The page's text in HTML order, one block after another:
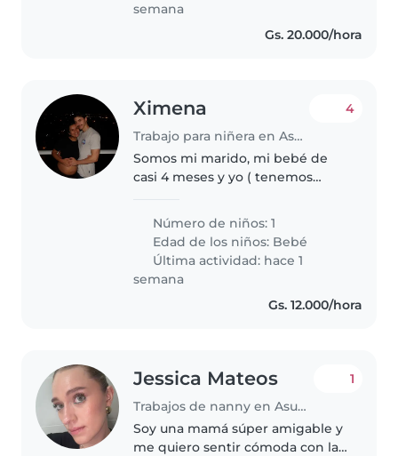
semana
Gs. 20.000/hora
Ximena
Trabajo para niñera en Asunción
4
Somos mi marido, mi bebé de
casi 4 meses y yo ( tenemos
quedo todo el día en la casa
porque trabajo de manera
remota, mi marido hace oficina.
Estamos buscando..
Número de niños: 1
Edad de los niños: Bebé
Última actividad: hace 1
semana
Gs. 12.000/hora
Jessica Mateos
Trabajos de nanny en Asunción
1
Soy una mamá súper amigable y
me quiero sentir cómoda con la